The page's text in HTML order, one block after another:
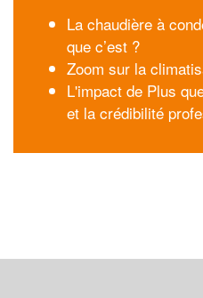
La chaudière à
que c’est ?
Zoom sur la
L'impact de Plus
et la crédibilité